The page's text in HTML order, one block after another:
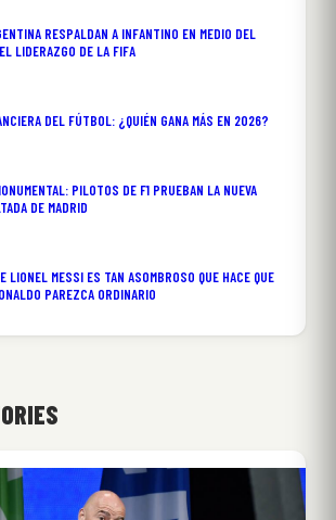
RESPALDAN A INFANTINO EN MEDIO DEL
LIDERAZGO DE LA FIFA
DEL FÚTBOL: ¿QUIÉN GANA MÁS EN 2026?
PILOTOS DE F1 PRUEBAN LA NUEVA
DE MADRID
LIONEL MESSI ES TAN ASOMBROSO QUE HACE QUE
PAREZCA ORDINARIO